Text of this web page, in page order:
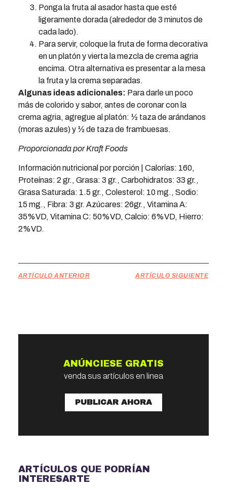
Ponga la fruta al asador hasta que esté
ligeramente dorada (alrededor de 3 minutos de
cada lado).
Para servir, coloque la fruta de forma decorativa
en un platón y vierta la mezcla de crema agria
encima. Otra alternativa es presentar a la mesa
la fruta y la crema separadas.
Algunas ideas adicionales: Para darle un poco
más de colorido y sabor, antes de coronar con la
crema agria, agregue al platón: ½ taza de arándanos
(moras azules) y ½ de taza de frambuesas.
Proporcionada por Kraft Foods
Información nutricional por porción | Calorías: 160,
Proteínas: 2 gr., Grasa: 3 gr., Carbohidratos: 33 gr.,
Grasa Saturada: 1.5 gr., Colesterol: 10 mg., Sodio:
15 mg., Fibra: 3 gr. Azúcares: 26gr., Vitamina A:
35%VD, Vitamina C: 50%VD, Calcio: 6%VD, Hierro:
2%VD.
ARTÍCULO ANTERIOR ARTÍCULO SIGUIENTE
ANÚNCIESE GRATIS
venda sus artículos en linea
PUBLICAR AHORA
ARTÍCULOS QUE PODRÍAN
INTERESARTE